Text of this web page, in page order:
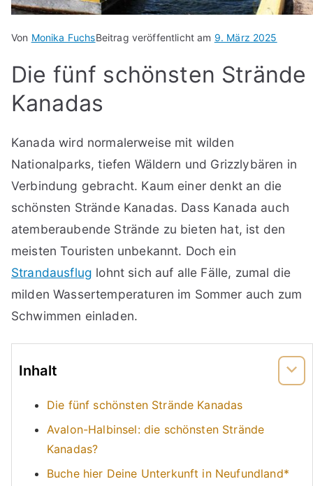
Von Monika FuchsBeitrag veröffentlicht am 9. März 2025
Die fünf schönsten Strände
Kanadas
Kanada wird normalerweise mit wilden
Nationalparks, tiefen Wäldern und Grizzlybären in
Verbindung gebracht. Kaum einer denkt an die
schönsten Strände Kanadas. Dass Kanada auch
atemberaubende Strände zu bieten hat, ist den
meisten Touristen unbekannt. Doch ein
Strandausflug lohnt sich auf alle Fälle, zumal die
milden Wassertemperaturen im Sommer auch zum
Schwimmen einladen.
Inhalt
Die fünf schönsten Strände Kanadas
Avalon-Halbinsel: die schönsten Strände
Kanadas?
Buche hier Deine Unterkunft in Neufundland*